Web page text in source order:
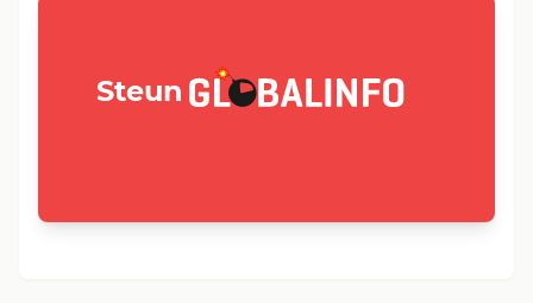
Steun GLOBALINFO.nl